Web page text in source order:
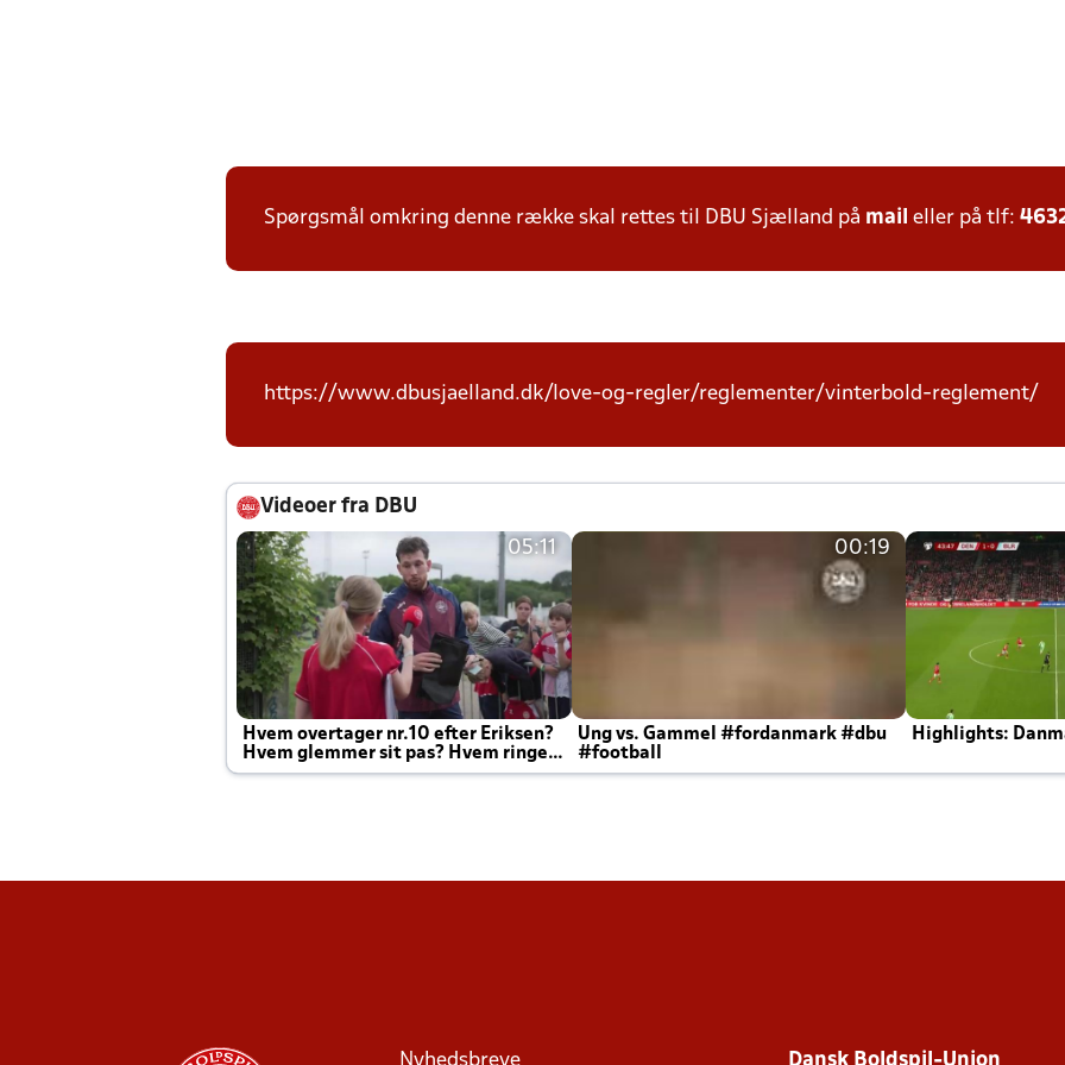
Spørgsmål omkring denne række skal rettes til DBU Sjælland på mail eller på tlf:
https://www.dbusjaelland.dk/love-og-regler/reglementer/vinterbold-reglement/
Videoer fra DBU
05:11
Hvem overtager nr.10 efter Eriksen?
Hvem glemmer sit pas? Hvem ringer
Joachim altid til efter kampe?
00:19
Ung vs. Gammel #fordanmark #dbu
#football
Highlights: